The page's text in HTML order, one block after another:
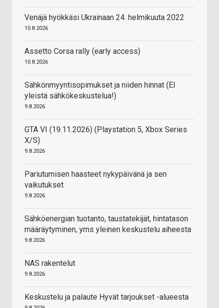
Venäjä hyökkäsi Ukrainaan 24. helmikuuta 2022
10.8.2026
Assetto Corsa rally (early access)
10.8.2026
Sähkönmyyntisopimukset ja niiden hinnat (EI
yleistä sähkökeskustelua!)
9.8.2026
GTA VI (19.11.2026) (Playstation 5, Xbox Series
X/S)
9.8.2026
Pariutumisen haasteet nykypäivänä ja sen
vaikutukset
9.8.2026
Sähköenergian tuotanto, taustatekijät, hintatason
määräytyminen, yms yleinen keskustelu aiheesta
9.8.2026
NAS rakentelut
9.8.2026
Keskustelu ja palaute Hyvät tarjoukset -alueesta